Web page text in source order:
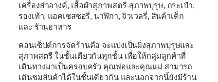
เครื่องสำอางค์,​ เสื้อผ้าสุภาพสตรี-สุภาพบุรุษ, กระเป๋า,
รองเท้า, แอคเซสซอรี่, นาฬิกา, จิวเวลรี่, สินค้าเด็ก
และ ร้านอาหาร
คอนเซ็ปต์การจัดร้านคือ จะแบ่งเป็นฝั่งสุภาพบุรุษและ
สุภาพสตรี ในชั้นเดียวกันทุกชั้น เพื่อให้กลุ่มลูกค้าที่
เดินทางมาเป็นครอบครัว คุณพ่อและคุณแม่ สามารถ
เดินชมสินค้าได้ในชั้นเดียวกัน และนอกจากนี้ยังมีร้าน